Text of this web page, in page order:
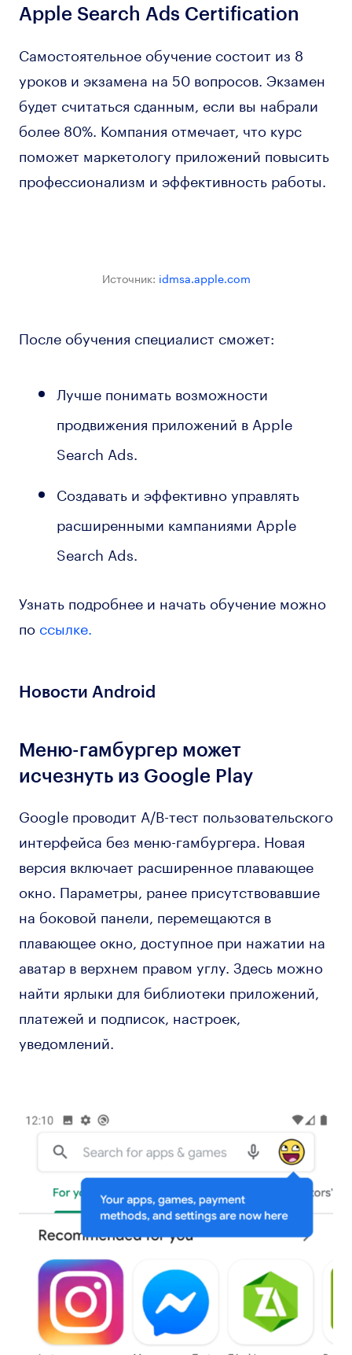
Apple Search Ads Certification
Самостоятельное обучение состоит из 8
уроков и экзамена на 50 вопросов. Экзамен
будет считаться сданным, если вы набрали
более 80%. Компания отмечает, что курс
поможет маркетологу приложений повысить
профессионализм и эффективность работы.
Источник: idmsa.apple.com
После обучения специалист сможет:
Лучше понимать возможности
продвижения приложений в Apple
Search Ads.
Создавать и эффективно управлять
расширенными кампаниями Apple
Search Ads.
Узнать подробнее и начать обучение можно
по ссылке.
Новости Android
Меню-гамбургер может
исчезнуть из Google Play
Google проводит A/B-тест пользовательского
интерфейса без меню-гамбургера. Новая
версия включает расширенное плавающее
окно. Параметры, ранее присутствовавшие
на боковой панели, перемещаются в
плавающее окно, доступное при нажатии на
аватар в верхнем правом углу. Здесь можно
найти ярлыки для библиотеки приложений,
платежей и подписок, настроек,
уведомлений.